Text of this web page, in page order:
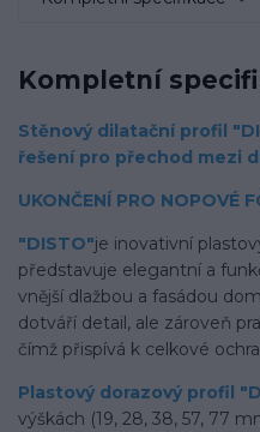
Kompletní
Stěnový dilatační profil
řešení pro přechod mezi
UKONČENÍ PRO NOPOVÉ
"DISTO"je inovativní
představuje elegantní a
vnější dlažbou a fasádou
dotváří detail, ale zároveň
čímž přispívá k celkové
Plastový dorazový profil
výškách (19, 28, 38, 57, 77